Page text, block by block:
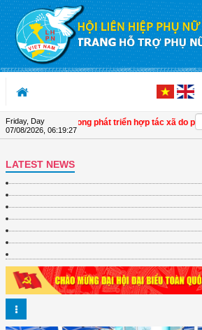
Skip to Content
Friday, Day
07/08/2026 06:19:28
tích cực trong phát triển hợp tác xã do phụ nữ
LATEST NEWS